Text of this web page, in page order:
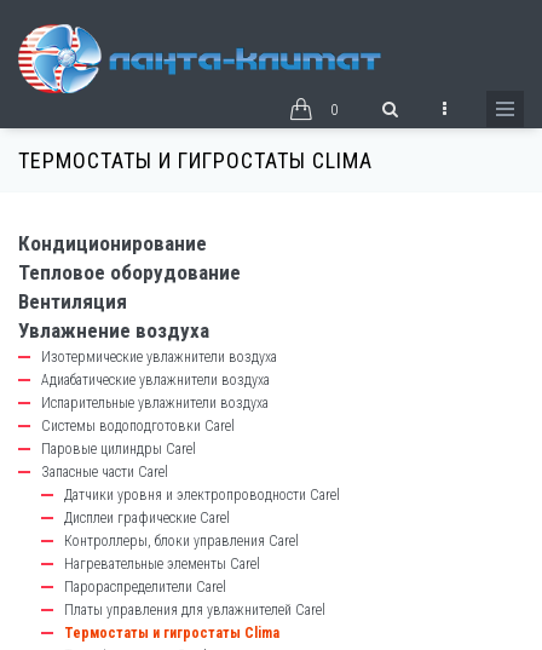
основному
0
ТЕРМОСТАТЫ И ГИГРОСТАТЫ CLIMA
catalog-
left-
block
Кондиционирование
Тепловое оборудование
Вентиляция
Увлажнение воздуха
Изотермические увлажнители воздуха
Адиабатические увлажнители воздуха
Испарительные увлажнители воздуха
Системы водоподготовки Carel
Паровые цилиндры Carel
Запасные части Carel
Датчики уровня и электропроводности Carel
Дисплеи графические Carel
Контроллеры, блоки управления Carel
Нагревательные элементы Carel
Парораспределители Carel
Платы управления для увлажнителей Carel
Термостаты и гигростаты Clima